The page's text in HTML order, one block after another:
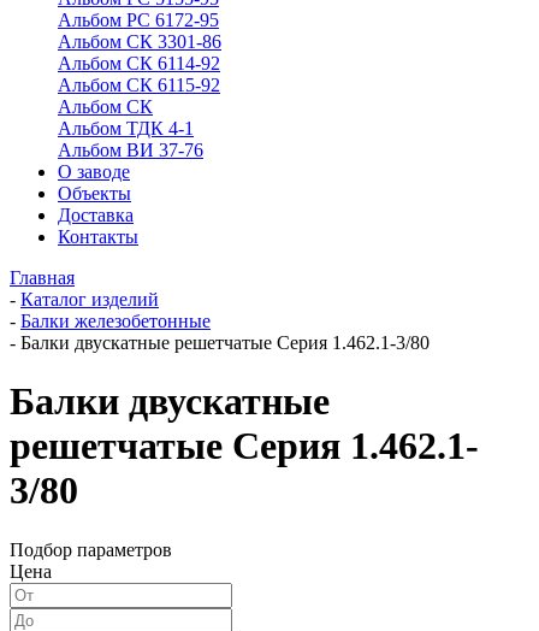
Альбом РС 6172-95
Альбом СК 3301-86
Альбом СК 6114-92
Альбом СК 6115-92
Альбом СК
Альбом ТДК 4-1
Альбом ВИ 37-76
О заводе
Объекты
Доставка
Контакты
Главная
- Каталог изделий
- Балки железобетонные
- Балки двускатные решетчатые Серия 1.462.1-3/80
Балки двускатные
решетчатые Серия 1.462.1-
3/80
Подбор параметров
Цена